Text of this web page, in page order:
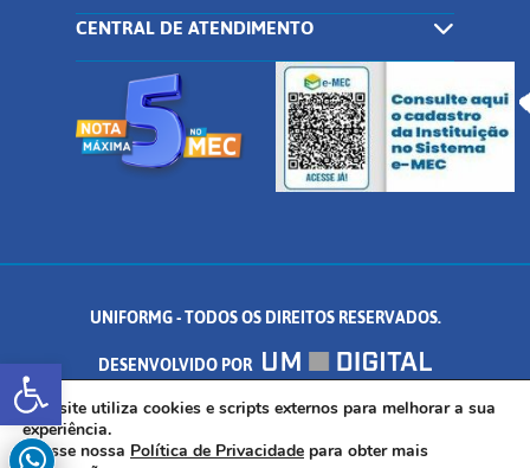
Abrir a barra de ferramentas
CENTRAL DE ATENDIMENTO
UNIFORMG - TODOS OS DIREITOS RESERVADOS.
DESENVOLVIDO POR
AV. DR. ARNALDO DE SENNA, 328 - PALMEIRAS, FORMIGA/MG - CEP:
35.574.530
Este site utiliza cookies e scripts externos para melhorar a sua
experiência.
Acesse nossa Política de Privacidade para obter mais